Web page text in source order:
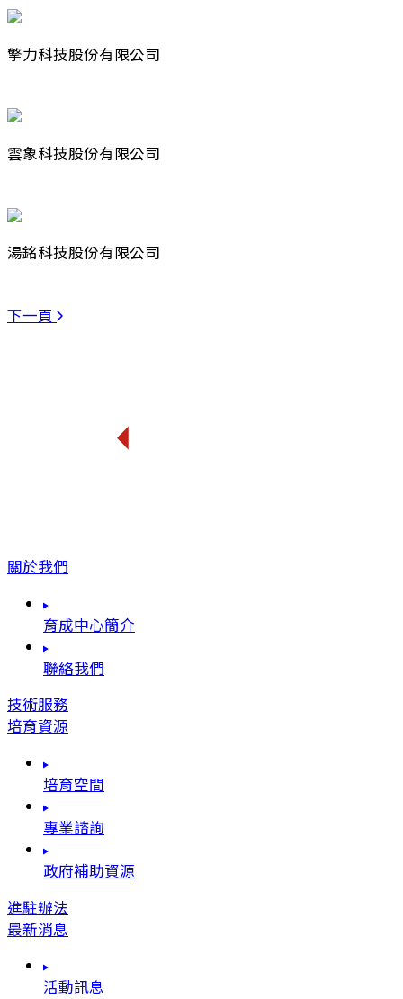
擎力科技股份有限公司
雲象科技股份有限公司
湯銘科技股份有限公司
下一頁
關於我們
育成中心簡介
聯絡我們
技術服務
培育資源
培育空間
專業諮詢
政府補助資源
進駐辦法
最新消息
活動訊息